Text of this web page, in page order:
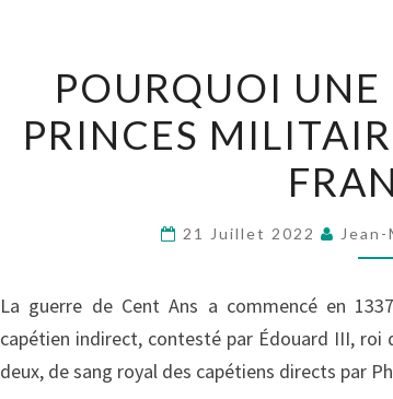
?
POURQUOI UNE
PRINCES
21 Juillet 2022
La guerre de Cent Ans a commencé en
capétien indirect, contesté par Édouard III, roi
deux, de sang royal des capétiens directs par